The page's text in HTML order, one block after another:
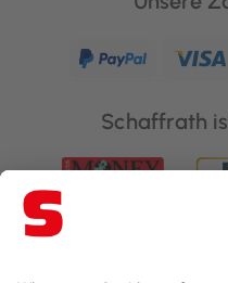
Schaffrath